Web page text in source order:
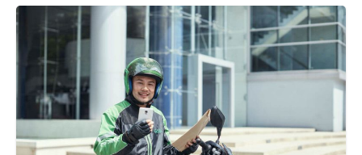
ฉบับที่ 342/2025 ซึ่งระบุชัดว่า โฆษณาวิดีโอหรือภาพ
เคลื่อนไหวต้องมีความยาวไม่เกิน 5 วินาที และ ห้ามมีช่วง
เวลารอคอยก่อนปิดโฆษณาภาพนิ่ง กฎหมายยังบังคับให้
แพลตฟอร์มต้องจัดให้มีปุ่มกดข้าม กดปิด หรือปฏิเสธ
โฆษณา ที่มองเห็นชัดเจน ใช้งานง่าย รวมถึงห้ามออกแบบ
ไอคอนหรือขั้นตอนที่ทำให้ผู้ใช้สับสนหรือออกจากโฆษณา
ได้ยาก หรือห้ามมีปุ่มปิดโฆษณาปลอมนั่นเอง พระราช